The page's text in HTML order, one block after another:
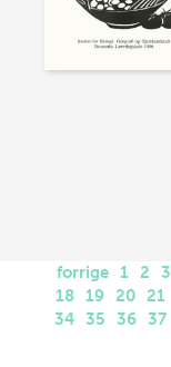
forrige 1 2 3
18 19 20 21
34 35 36 37